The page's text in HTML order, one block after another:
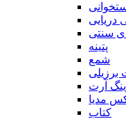
دریایی
سنتی
پتینه
شمع
برزیلی
آرت
مدیا
کتاب